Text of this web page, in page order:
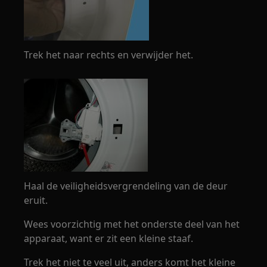
Trek het naar rechts en verwijder het.
Haal de veiligheidsvergrendeling van de deur
eruit.
Wees voorzichtig met het onderste deel van het
apparaat, want er zit een kleine staaf.
Trek het niet te veel uit, anders komt het kleine